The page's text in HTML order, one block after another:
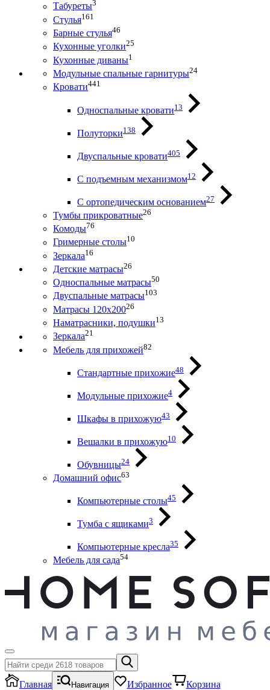
Табуреты3
Стулья161
Барные стулья46
Кухонные уголки25
Кухонные диваны1
Модульные спальные гарнитуры24
Кровати441
Односпальные кровати13
Полуторки138
Двуспальные кровати405
С подъемным механизмом12
С ортопедическим основанием27
Тумбы прикроватные26
Комоды76
Гримерные столы10
Зеркала16
Детские матрасы26
Односпальные матрасы50
Двуспальные матрасы103
Матрасы 120х20026
Наматрасники, подушки13
Зеркала21
Мебель для прихожей82
Стандартные прихожие48
Модульные прихожие4
Шкафы в прихожую43
Вешалки в прихожую10
Обувницы24
Домашний офис63
Компьютерные столы45
Тумба с ящиками3
Компьютерные кресла35
Мебель для сада54
Главная Навигация Избранное Корзина